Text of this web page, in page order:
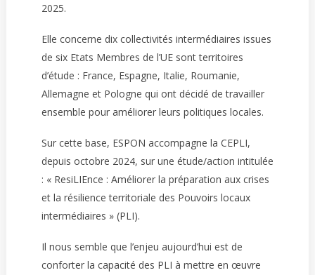
2025.
Elle concerne dix collectivités intermédiaires issues
de six Etats Membres de l’UE sont territoires
d’étude : France, Espagne, Italie, Roumanie,
Allemagne et Pologne qui ont décidé de travailler
ensemble pour améliorer leurs politiques locales.
Sur cette base, ESPON accompagne la CEPLI,
depuis octobre 2024, sur une étude/action intitulée
: « ResiLIEnce : Améliorer la préparation aux crises
et la résilience territoriale des Pouvoirs locaux
intermédiaires » (PLI).
Il nous semble que l’enjeu aujourd’hui est de
conforter la capacité des PLI à mettre en œuvre